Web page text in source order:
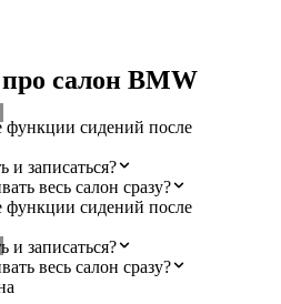
салон BMW
функции сидений после
и записаться?
весь салон сразу?
функции сидений после
и записаться?
весь салон сразу?